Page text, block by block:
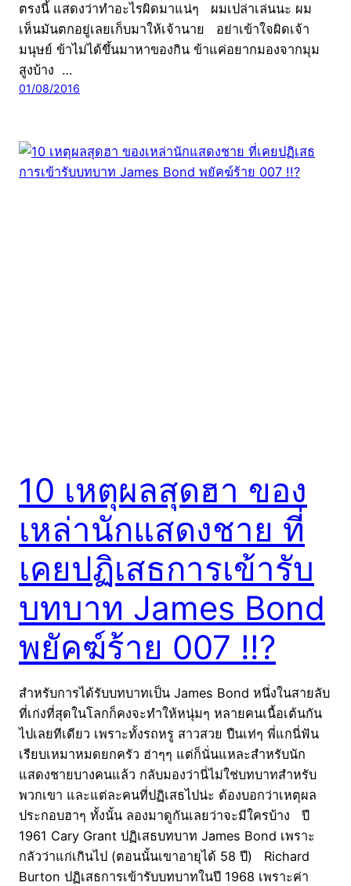
ตรงนี้ แสดงว่าทำอะไรผิดมาแน่ๆ ผมเปล่าเล่นนะ ผม
เห็นมันตกอยู่เลยเก็บมาให้เจ้านาย อย่าเข้าใจผิดเจ้า
มนุษย์ ข้าไม่ได้ขึ้นมาหาของกิน ข้าแค่อยากมองจากมุม
สูงบ้าง …
01/08/2016
10 เหตุผลสุดฮา ของ
เหล่านักแสดงชาย ที่
เคยปฏิเสธการเข้ารับ
บทบาท James Bond
พยัคฆ์ร้าย 007 !!?
สำหรับการได้รับบทบาทเป็น James Bond หนึ่งในสายลับ
ที่เก่งที่สุดในโลกก็คงจะทำให้หนุ่มๆ หลายคนเนื้อเต้นกัน
ไปเลยทีเดียว เพราะทั้งรถหรู สาวสวย ปืนเท่ๆ พี่แกนี่ฟัน
เรียบเหมาหมดยกครัว ฮ่าๆๆ แต่ก็นั่นแหละสำหรับนัก
แสดงชายบางคนแล้ว กลับมองว่านี่ไม่ใช่บทบาทสำหรับ
พวกเขา และแต่ละคนที่ปฏิเสธไปน่ะ ต้องบอกว่าเหตุผล
ประกอบฮาๆ ทั้งนั้น ลองมาดูกันเลยว่าจะมีใครบ้าง ปี
1961 Cary Grant ปฏิเสธบทบาท James Bond เพราะ
กลัวว่าแก่เกินไป (ตอนนั้นเขาอายุได้ 58 ปี) Richard
Burton ปฏิเสธการเข้ารับบทบาทในปี 1968 เพราะค่า